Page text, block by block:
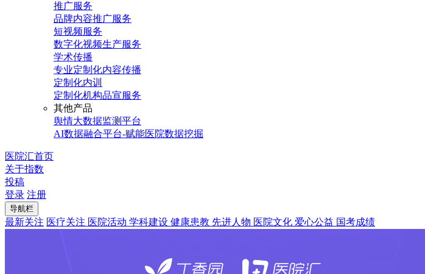
推广服务
品牌内容推广服务
短视频服务
数字化视频生产服务
学术传播
专业定制化内容传播
定制化内训
定制化机构品宣服务
其他产品
舆情大数据监测平台
AI数据融合平台-赋能医院数据挖掘
医院汇首页
关于指数
投稿
登录 注册
导航栏
最新关注 医疗关注 医院活动 学科建设 健康患教 先进人物 医院文化 爱心公益 国考成绩